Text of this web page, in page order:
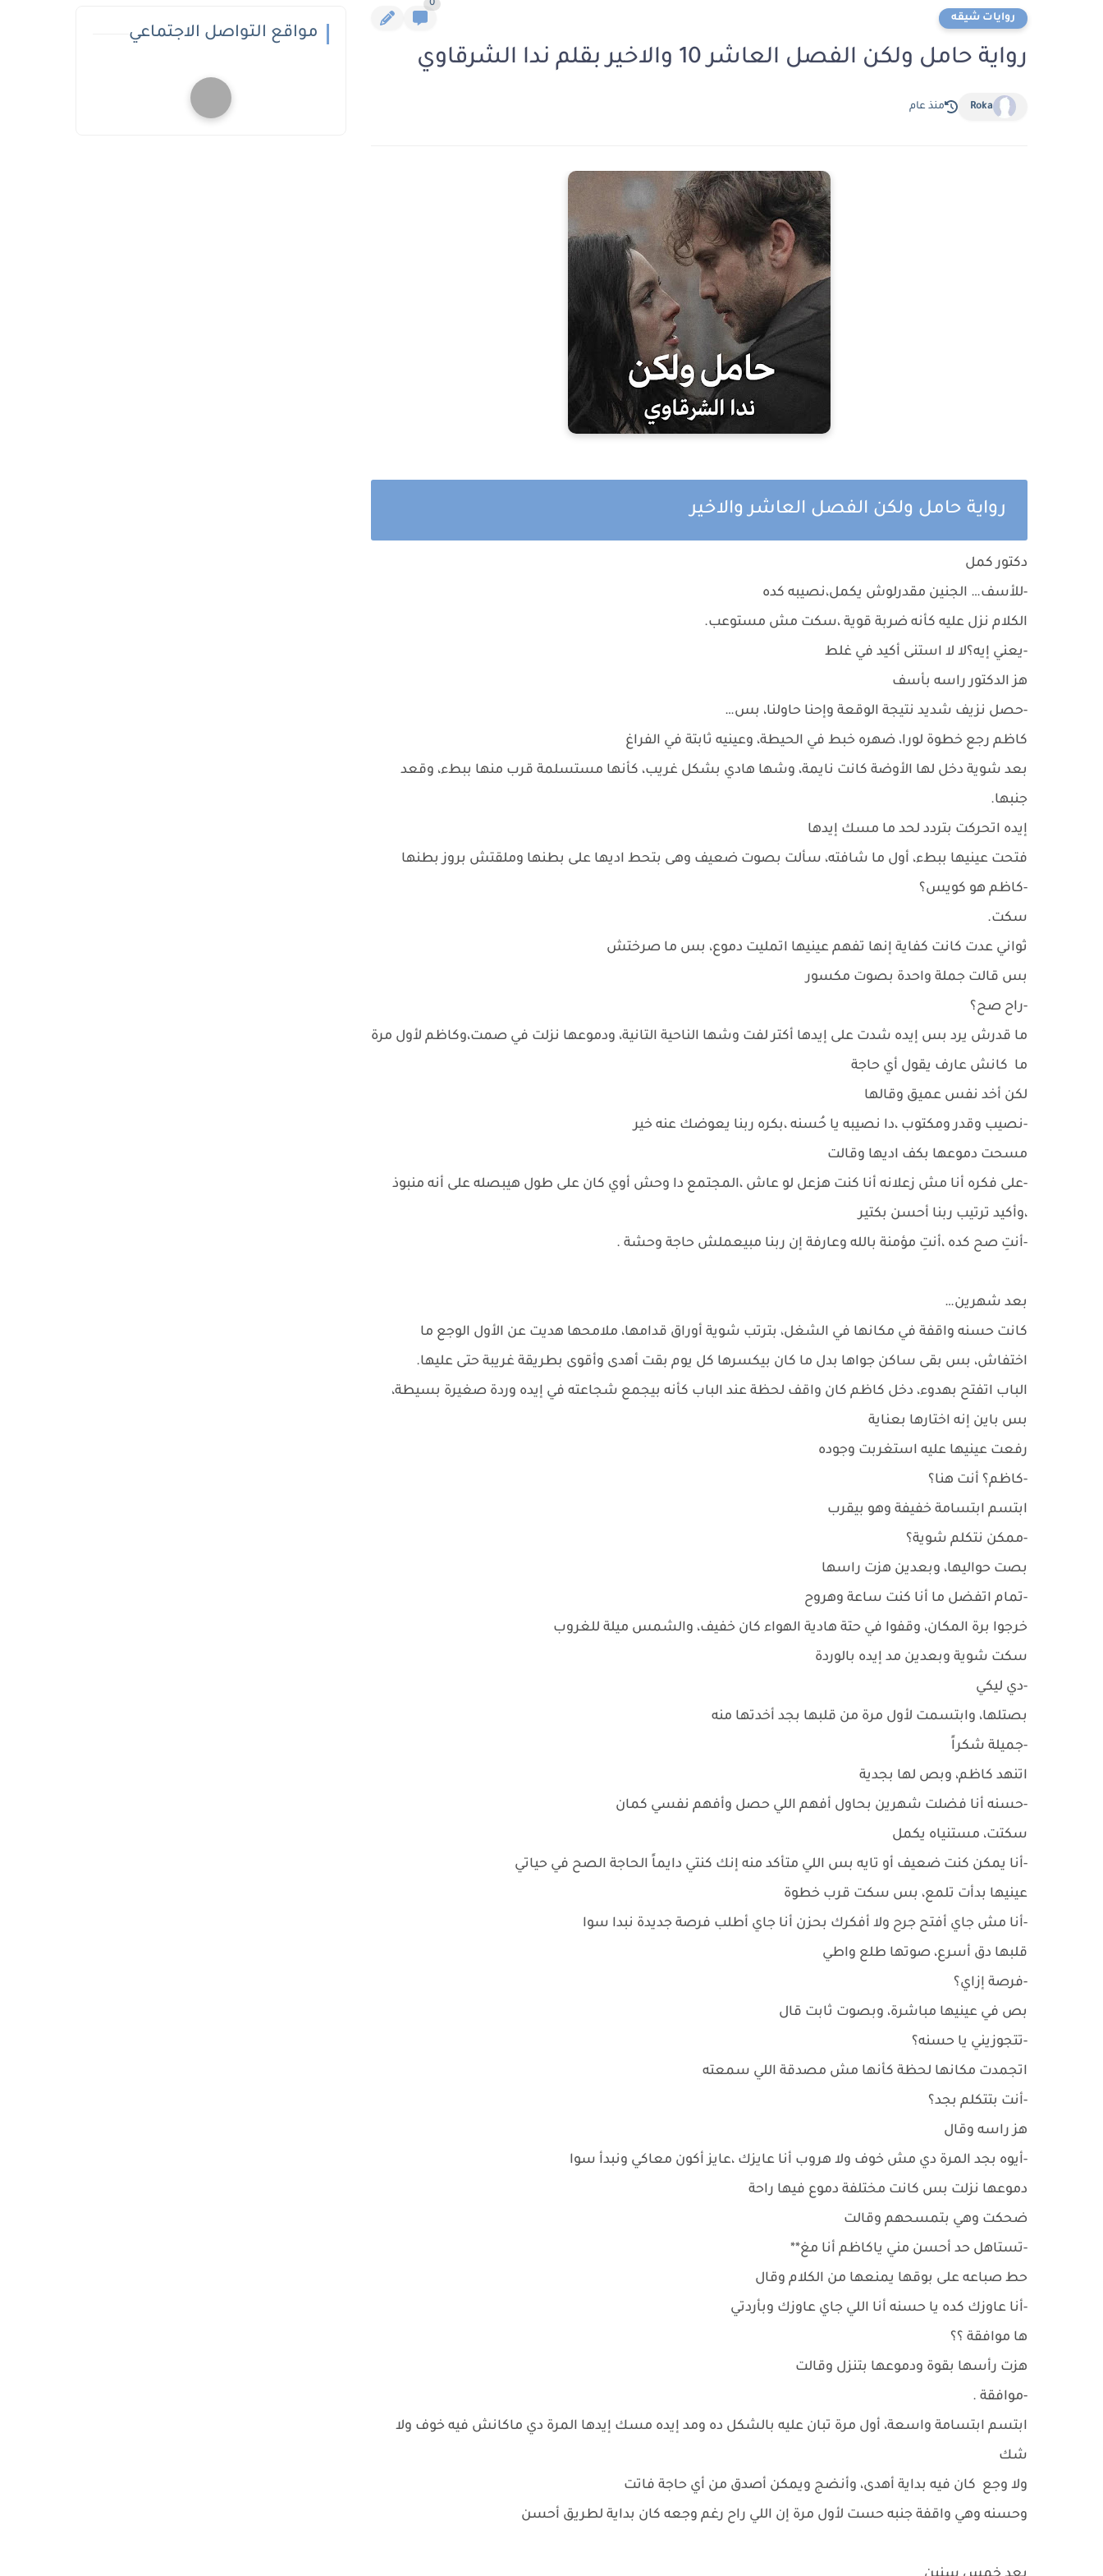
روايات شيقه
0
رواية حامل ولكن الفصل العاشر 10 والاخير بقلم ندا الشرقاوي
Roka منذ عام
رواية حامل ولكن الفصل العاشر والاخير
دكتور كمل
-للأسف… الجنين مقدرلوش يكمل،نصيبه كده
الكلام نزل عليه كأنه ضربة قوية ،سكت مش مستوعب.
-يعني إيه؟لا لا استنى أكيد في غلط
هز الدكتور راسه بأسف
-حصل نزيف شديد نتيجة الوقعة وإحنا حاولنا، بس…
كاظم رجع خطوة لورا، ضهره خبط في الحيطة، وعينيه ثابتة في الفراغ
بعد شوية دخل لها الأوضة كانت نايمة، وشها هادي بشكل غريب، كأنها مستسلمة قرب منها ببطء، وقعد
جنبها.
إيده اتحركت بتردد لحد ما مسك إيدها
فتحت عينيها ببطء، أول ما شافته، سألت بصوت ضعيف وهى بتحط اديها على بطنها وملقتش بروز بطنها
-كاظم هو كويس؟
سكت.
ثواني عدت كانت كفاية إنها تفهم عينيها اتمليت دموع، بس ما صرختش
بس قالت جملة واحدة بصوت مكسور
-راح صح؟
ما قدرش يرد بس إيده شدت على إيدها أكتر لفت وشها الناحية التانية، ودموعها نزلت في صمت،وكاظم لأول مرة
ما كانش عارف يقول أي حاجة
لكن أخد نفس عميق وقالها
-نصيب وقدر ومكتوب ،دا نصيبه يا حُسنه ،بكره ربنا يعوضك عنه خير
مسحت دموعها بكف اديها وقالت
-على فكره أنا مش زعلانه أنا كنت هزعل لو عاش ،المجتمع دا وحش أوي كان على طول هيبصله على أنه منبوذ
،وأكيد ترتيب ربنا أحسن بكتير
-أنتِ صح كده ،أنتِ مؤمنة بالله وعارفة إن ربنا مبيعملش حاجة وحشة .
بعد شهرين…
كانت حسنه واقفة في مكانها في الشغل، بترتب شوية أوراق قدامها، ملامحها هديت عن الأول الوجع ما
اختفاش، بس بقى ساكن جواها بدل ما كان بيكسرها كل يوم بقت أهدى وأقوى بطريقة غريبة حتى عليها.
الباب اتفتح بهدوء، دخل كاظم كان واقف لحظة عند الباب كأنه بيجمع شجاعته في إيده وردة صغيرة بسيطة،
بس باين إنه اختارها بعناية
رفعت عينيها عليه استغربت وجوده
-كاظم؟ أنت هنا؟
ابتسم ابتسامة خفيفة وهو بيقرب
-ممكن نتكلم شوية؟
بصت حواليها، وبعدين هزت راسها
-تمام اتفضل ما أنا كنت ساعة وهروح
خرجوا برة المكان، وقفوا في حتة هادية الهواء كان خفيف، والشمس ميلة للغروب
سكت شوية وبعدين مد إيده بالوردة
-دي ليكي
بصتلها، وابتسمت لأول مرة من قلبها بجد أخدتها منه
-جميلة شكراً
اتنهد كاظم، وبص لها بجدية
-حسنه أنا فضلت شهرين بحاول أفهم اللي حصل وأفهم نفسي كمان
سكتت، مستنياه يكمل
-أنا يمكن كنت ضعيف أو تايه بس اللي متأكد منه إنك كنتي دايماً الحاجة الصح في حياتي
عينيها بدأت تلمع، بس سكت قرب خطوة
-أنا مش جاي أفتح جرح ولا أفكرك بحزن أنا جاي أطلب فرصة جديدة نبدا سوا
قلبها دق أسرع، صوتها طلع واطي
-فرصة إزاي؟
بص في عينيها مباشرة، وبصوت ثابت قال
-تتجوزيني يا حسنه؟
اتجمدت مكانها لحظة كأنها مش مصدقة اللي سمعته
-أنت بتتكلم بجد؟
هز راسه وقال
-أيوه بجد المرة دي مش خوف ولا هروب أنا عايزك ،عايز أكون معاكي ونبدأ سوا
دموعها نزلت بس كانت مختلفة دموع فيها راحة
ضحكت وهي بتمسحهم وقالت
-تستاهل حد أحسن مني ياكاظم أنا مغ**
حط صباعه على بوقها يمنعها من الكلام وقال
-أنا عاوزك كده يا حسنه أنا اللي جاي عاوزك وبأردتي
ها موافقة ؟؟
هزت رأسها بقوة ودموعها بتنزل وقالت
-موافقة .
ابتسم ابتسامة واسعة، أول مرة تبان عليه بالشكل ده ومد إيده مسك إيدها المرة دي ماكانش فيه خوف ولا
شك
ولا وجع كان فيه بداية أهدى، وأنضج ويمكن أصدق من أي حاجة فاتت
وحسنه وهي واقفة جنبه حست لأول مرة إن اللي راح رغم وجعه كان بداية لطريق أحسن
مواقع التواصل الاجتماعي